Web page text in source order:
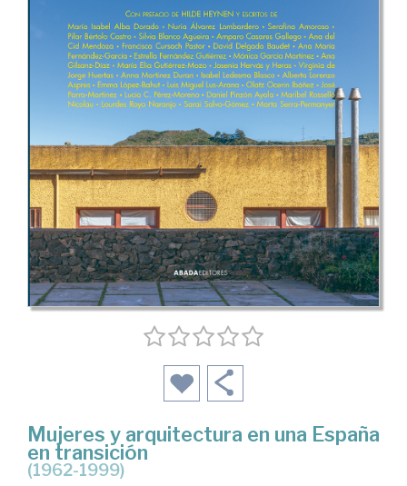
Mujeres y arquitectura en una España
en transición
(1962-1999)